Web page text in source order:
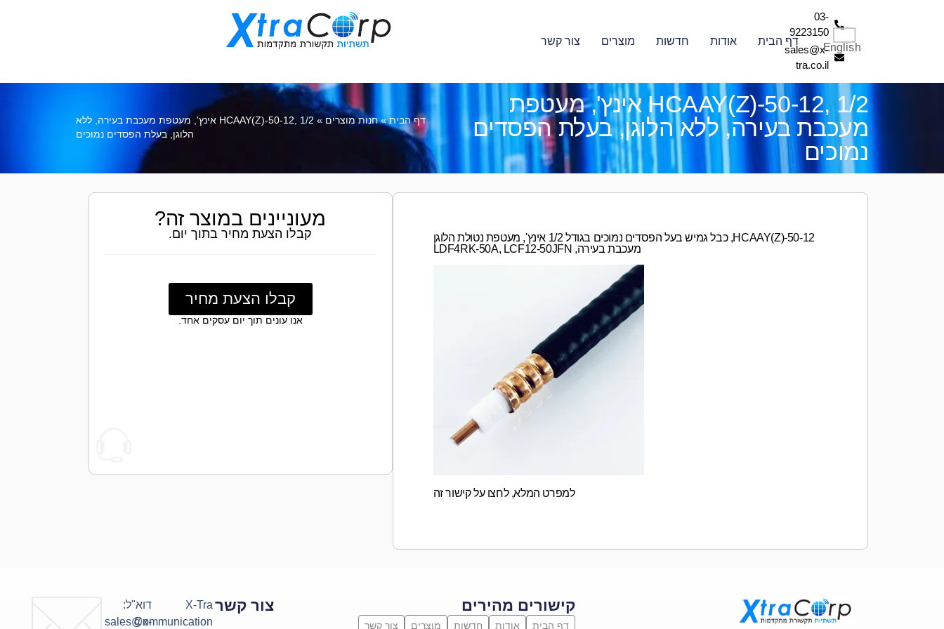
דף הבית אודות חדשות מוצרים צור קשר
03-
9223150
sales@x-
tra.co.il
English
HCAAY(Z)-50-12, 1/2 אינץ', מעטפת
מעכבת בעירה, ללא הלוגן, בעלת הפסדים
נמוכים
דף הבית»חנות מוצרים»
HCAAY(Z)-50-12, 1/2 אינץ', מעטפת מעכבת בעירה, ללא
הלוגן, בעלת הפסדים נמוכים
HCAAY(Z)-50-12, כבל גמיש בעל הפסדים נמוכים בגודל 1/2 אינץ', מעטפת נטולת הלוגן
מעכבת בעירה, LDF4RK-50A, LCF12-50JFN
למפרט המלא, לחצו על קישור זה
מעוניינים במוצר זה?
קבלו הצעת מחיר בתוך יום.
קבלו הצעת מחיר
אנו עונים תוך יום עסקים אחד.
קישורים מהירים
דף הבית אודות חדשות מוצרים צור קשר
צור קשר X-Tra
Communication
דוא"ל:
sales@x-